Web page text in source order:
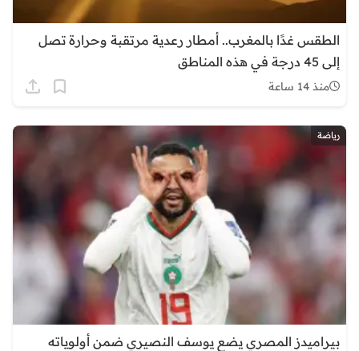
الطقس غدًا بالمغرب.. أمطار رعدية مرتقبة وحرارة تصل
إلى 45 درجة في هذه المناطق
منذ 14 ساعة
رياضة
بيراميدز المصري يضع يوسف النصيري ضمن أولوياته